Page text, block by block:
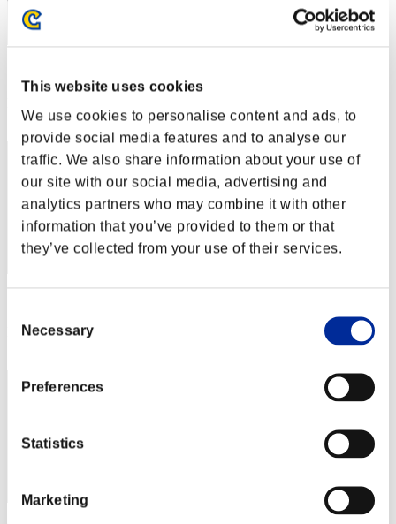
This website uses cookies
We use cookies to personalise content and ads, to
provide social media features and to analyse our
traffic. We also share information about your use of
our site with our social media, advertising and
analytics partners who may combine it with other
information that you’ve provided to them or that
they’ve collected from your use of their services.
Selection
Necessary
Preferences
Statistics
Marketing
32
RANK